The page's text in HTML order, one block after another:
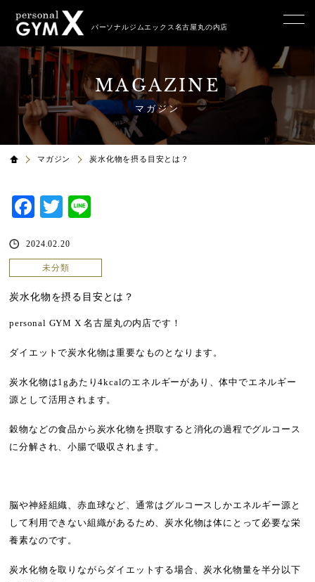
パーソナルジムエックス名古屋丸の内店
MAGAZINE
マガジン
マガジン 炭水化物を摂る目安とは？
Facebook
Twitter
2024.02.20
未分類
炭水化物を摂る目安とは？
personal GYM X 名古屋丸の内店です！
ダイエットで炭水化物は重要なものとなります。
炭水化物は1gあたり4kcalのエネルギーがあり、体中でエネルギー
源として活用されます。
穀物などの食品から炭水化物を摂取すると消化の過程でグルコース
に分解され、小腸で吸収されます。
脳や神経組織、赤血球など、通常はグルコースしかエネルギー源と
して利用できない組織があるため、炭水化物は体にとって必要な栄
養素なのです。
炭水化物を取りながらダイエットする場合、炭水化物量を半分以下